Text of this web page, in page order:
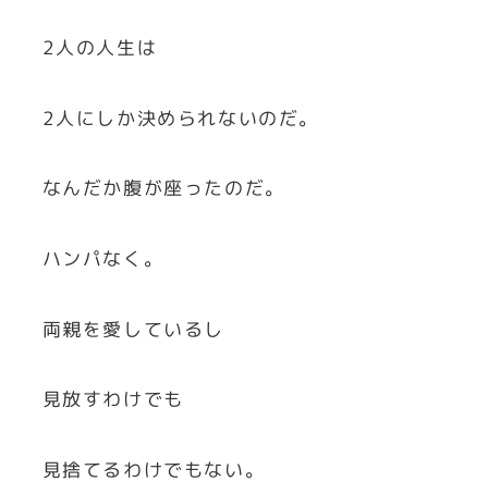
2人の人生は
2人にしか決められないのだ。
なんだか腹が座ったのだ。
ハンパなく。
両親を愛しているし
見放すわけでも
見捨てるわけでもない。